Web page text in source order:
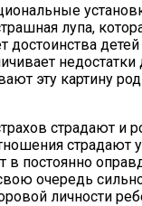
лупа,
недостатки
эту картину
страдают и
страдают
в постоянно
очередь
личности